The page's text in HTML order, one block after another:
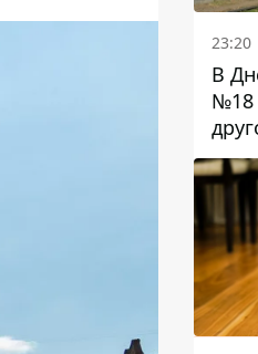
23:20
В
№18